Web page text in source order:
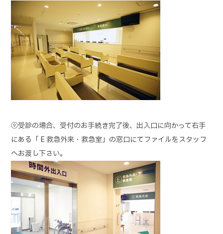
⑨受診の場合、受付のお手続き完了後、出入口に向かって右手
にある「 E 救急外来・救急室」の窓口にてファイルをスタッフ
へお渡し下さい。